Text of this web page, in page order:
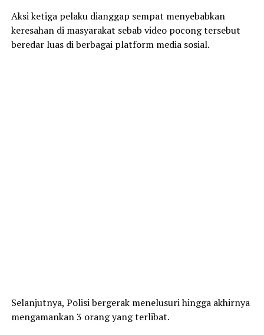
Aksi ketiga pelaku dianggap sempat menyebabkan
keresahan di masyarakat sebab video pocong tersebut
beredar luas di berbagai platform media sosial.
Selanjutnya, Polisi bergerak menelusuri hingga akhirnya
mengamankan 3 orang yang terlibat.